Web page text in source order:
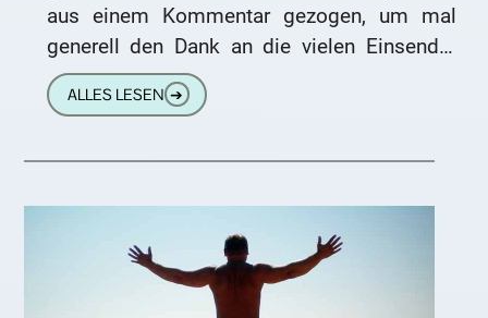
aus einem Kommentar gezogen, um mal
generell den Dank an die vielen Einsender
von Fundstücken weiterzureichen. Ich
ALLES LESEN ➔